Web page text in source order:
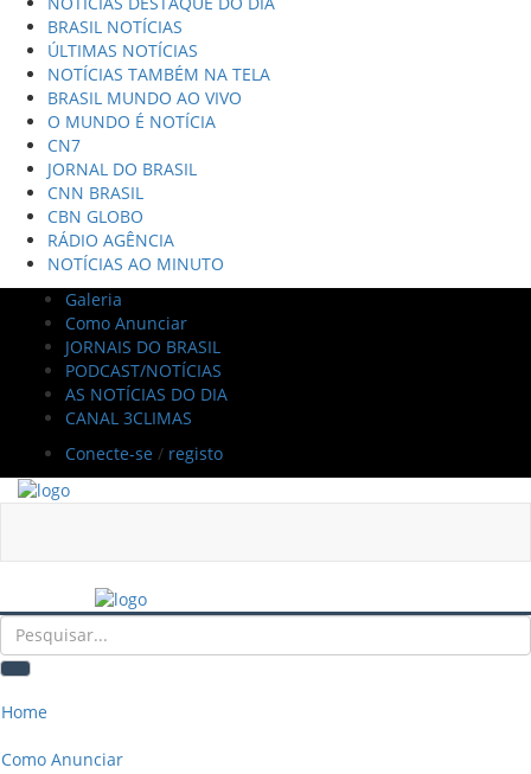
BRASIL NOTÍCIAS
ÚLTIMAS NOTÍCIAS
NOTÍCIAS TAMBÉM NA TELA
BRASIL MUNDO AO VIVO
O MUNDO É NOTÍCIA
CN7
JORNAL DO BRASIL
CNN BRASIL
CBN GLOBO
RÁDIO AGÊNCIA
NOTÍCIAS AO MINUTO
Galeria
Como Anunciar
JORNAIS DO BRASIL
PODCAST/NOTÍCIAS
AS NOTÍCIAS DO DIA
CANAL 3CLIMAS
Conecte-se / registo
Home
Como Anunciar